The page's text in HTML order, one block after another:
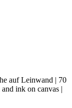
auf Leinwand | 70
ink on canvas |